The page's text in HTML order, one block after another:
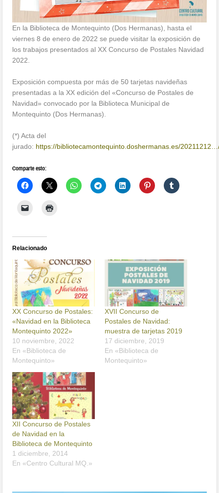
En la Biblioteca de Montequinto (Dos Hermanas), hasta el
viernes 8 de enero de 2022 se puede visitar la exposición de
los trabajos presentados al XX Concurso de Postales Navidad
2022.
Exposición compuesta por más de 50 tarjetas navideñas
presentadas a la XX edición del «Concurso de Postales de
Navidad» convocado por la Biblioteca Municipal de
Montequinto (Dos Hermanas).
(*) Acta del
jurado: https://bibliotecamontequinto.doshermanas.es/
Comparte esto:
Relacionado
XX Concurso de Postales:
«Navidad en la Biblioteca
Montequinto 2022»
10 noviembre, 2022
En «Biblioteca de
Montequinto»
XVII Concurso de
Postales de Navidad:
muestra de tarjetas 2019
17 diciembre, 2019
En «Biblioteca de
Montequinto»
XII Concurso de Postales
de Navidad en la
Biblioteca de Montequinto
1 diciembre, 2014
En «Centro Cultural MQ.»